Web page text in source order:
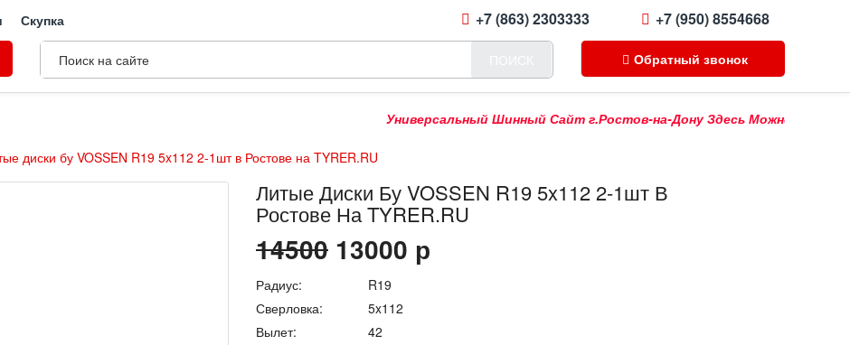
Скупка +7 (863) 2303333 +7 (950) 8554668
Обратный звонок
Универсальный Шинный Сайт г.Ростов-на-Дону Здесь Можно Купить
диски бу VOSSEN R19 5x112 2-1шт в Ростове на TYRER.RU
Литые Диски Бу VOSSEN R19 5x112 2-1шт В
Ростове На TYRER.RU
14500 13000 р
Радиус:
R19
Сверловка:
5x112
Вылет:
42